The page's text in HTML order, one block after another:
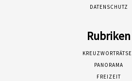
DATENSCHUTZ
Rubriken
PANORAMA
FREIZEIT